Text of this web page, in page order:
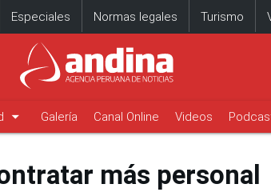
Especiales Normas legales Turismo
arrow_drop_down Galería Canal Online Videos
más personal